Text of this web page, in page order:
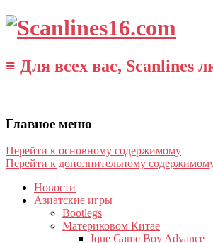
≡ Для всех вас, Scanlines
Главное меню
Перейти к основному содержимому
Перейти к дополнительному
Новости
Азиатские игры
Bootlegs
Материковом Китае
Ique Game Boy Advance